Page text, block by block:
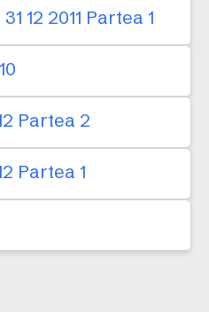
12 2011 Partea 1
Partea 2
Partea 1